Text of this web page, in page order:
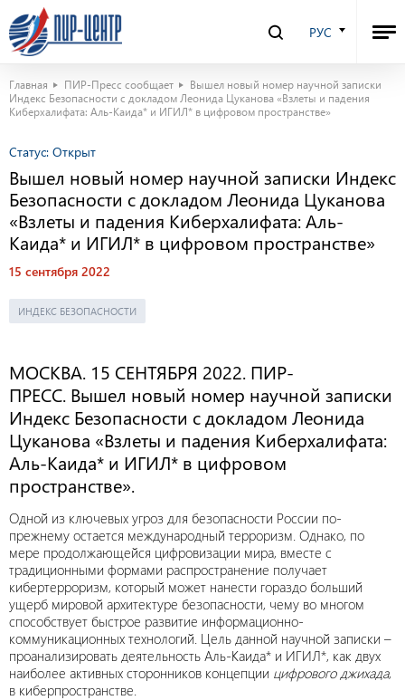
РУС
Главная ПИР-Пресс сообщает
Вышел новый номер научной записки
Индекс Безопасности с докладом Леонида Цуканова «Взлеты и падения
Киберхалифата: Аль-Каида* и ИГИЛ* в цифровом пространстве»
Статус: Открыт
Вышел новый номер научной записки Индекс
Безопасности с докладом Леонида Цуканова
«Взлеты и падения Киберхалифата: Аль-
Каида* и ИГИЛ* в цифровом пространстве»
15 сентября 2022
ИНДЕКС БЕЗОПАСНОСТИ
МОСКВА. 15 СЕНТЯБРЯ 2022. ПИР-
ПРЕСС. Вышел новый номер научной записки
Индекс Безопасности с докладом Леонида
Цуканова «Взлеты и падения Киберхалифата:
Аль-Каида* и ИГИЛ* в цифровом
пространстве».
Одной из ключевых угроз для безопасности России по-
прежнему остается международный терроризм. Однако, по
мере продолжающейся цифровизации мира, вместе с
традиционными формами распространение получает
кибертерроризм, который может нанести гораздо больший
ущерб мировой архитектуре безопасности, чему во многом
способствует быстрое развитие информационно-
коммуникационных технологий. Цель данной научной записки –
проанализировать деятельность Аль-Каида* и ИГИЛ*, как двух
наиболее активных сторонников концепции цифрового джихада,
в киберпространстве.